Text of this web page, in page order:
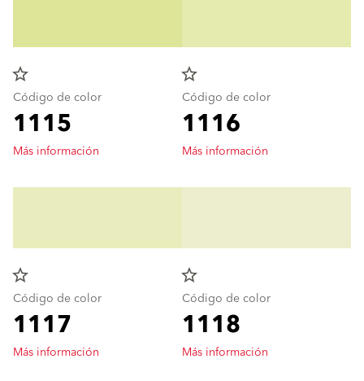
star_border
Código de color
1115
Más información
star_border
Código de color
1116
Más información
star_border
Código de color
1117
Más información
star_border
Código de color
1118
Más información